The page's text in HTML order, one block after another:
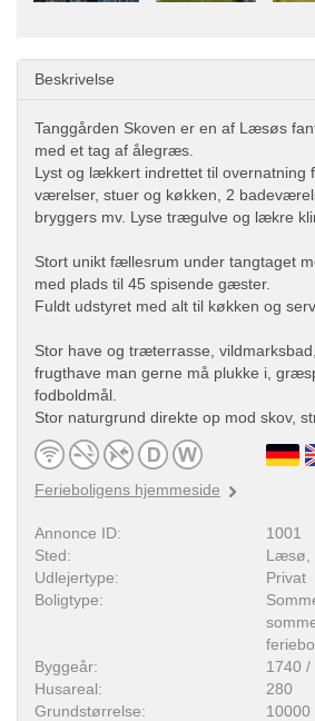
Beskrivelse
Tanggården Skoven er en af Læsøs
med et tag af ålegræs.
Lyst og lækkert indrettet til overnatning
værelser, stuer og køkken, 2
bryggers mv. Lyse trægulve og lækre
Stort unikt fællesrum under tangtaget
med plads til 45 spisende gæster.
Fuldt udstyret med alt til køkken og
Stor have og træterrasse,
frugthave man gerne må plukke i,
fodboldmål.
Stor naturgrund direkte op mod skov,
Ferieboligens hjemmeside
Annonce ID:
1001
Sted:
Læsø,
Udlejertype:
Privat
Boligtype:
Byggeår:
1740 /
Husareal:
280
Grundstørrelse:
10000